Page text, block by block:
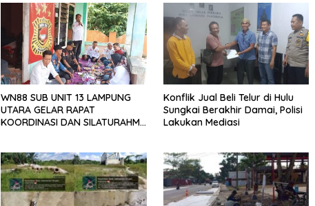
WN88 SUB UNIT 13 LAMPUNG
UTARA GELAR RAPAT
KOORDINASI DAN SILATURAHMI
Konflik Jual Beli Telur di Hulu
Sungkai Berakhir Damai, Polisi
Lakukan Mediasi